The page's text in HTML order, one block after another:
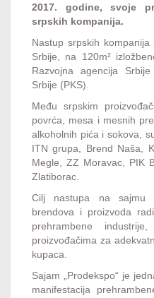
2017. godine, svoje
srpskih kompanija.
Nastup srpskih
Srbije, na 120m²
Razvojna agencija
Srbije (PKS).
Među srpskim
povrća, mesa i mesnih
alkoholnih pića i sokova,
ITN grupa, Brend Naša,
Megle, ZZ Moravac, PIK
Zlatiborac.
Cilj nastupa na sajmu
brendova i proizvoda
prehrambene
proizvođačima za
kupaca.
Sajam „Prodekspo“ je
manifestacija